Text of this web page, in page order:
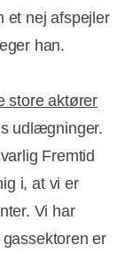
et nej afspejler
han.
store aktører
udlægninger.
Fremtid
i, at vi er
Vi har
er